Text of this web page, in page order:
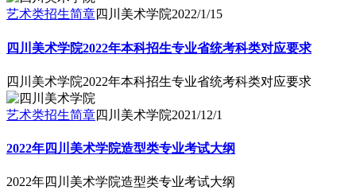
艺术类招生简章四川美术学院2022/1/15
四川美术学院2022年本科招生专业省统考科类对应要求
四川美术学院2022年本科招生专业省统考科类对应要求
艺术类招生简章四川美术学院2021/12/1
2022年四川美术学院造型类专业考试大纲
2022年四川美术学院造型类专业考试大纲